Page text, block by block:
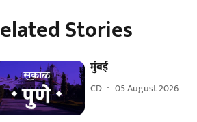
Stories
मुंबई
CD 05 August 2026